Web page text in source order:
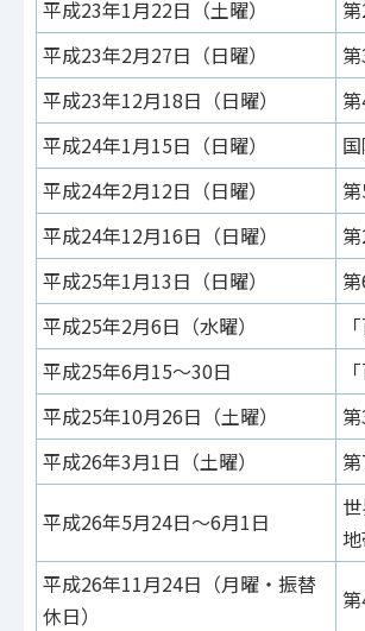
平成23年1月22日（土曜）
第
平成23年2月27日（日曜）
第
平成23年12月18日（日曜）
第
平成24年1月15日（日曜）
平成24年2月12日（日曜）
第
平成24年12月16日（日曜）
平成25年1月13日（日曜）
第
平成25年2月6日（水曜）
平成25年6月15～30日
平成25年10月26日（土曜）
平成26年3月1日（土曜）
第
平成26年5月24日～6月1日
平成26年11月24日（月曜・振替
休日）